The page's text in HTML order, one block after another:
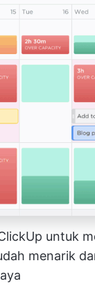
untuk
menarik